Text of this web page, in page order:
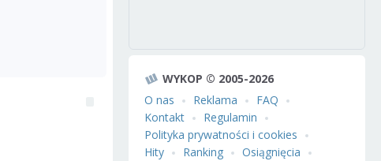
WYKOP © 2005-2026
O nas
Reklama
FAQ
Kontakt
Regulamin
Polityka prywatności i cookies
Hity
Ranking
Osiągnięcia